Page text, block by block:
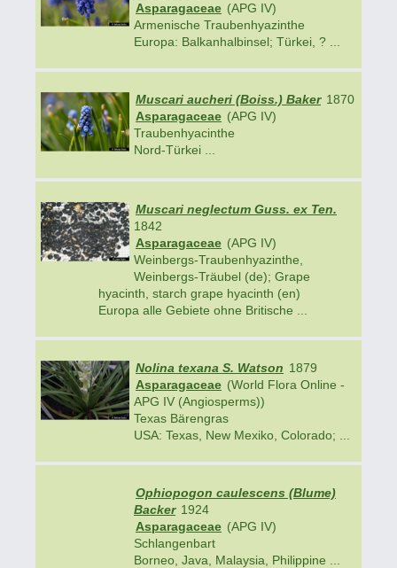
Asparagaceae (APG IV)
Armenische Traubenhyazinthe
Europa: Balkanhalbinsel; Türkei, ? ...
Muscari aucheri (Boiss.) Baker 1870
Asparagaceae (APG IV)
Traubenhyacinthe
Nord-Türkei ...
Muscari neglectum Guss. ex Ten.
1842
Asparagaceae (APG IV)
Weinbergs-Traubenhyazinthe,
Weinbergs-Träubel (de); Grape
hyacinth, starch grape hyacinth (en)
Europa alle Gebiete ohne Britische ...
Nolina texana S. Watson 1879
Asparagaceae (World Flora Online -
APG IV (Angiosperms))
Texas Bärengras
USA: Texas, New Mexiko, Colorado; ...
Ophiopogon caulescens (Blume)
Backer 1924
Asparagaceae (APG IV)
Schlangenbart
Borneo, Java, Malaysia, Philippine ...